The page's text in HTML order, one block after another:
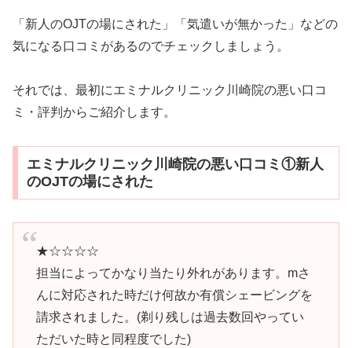
「新人のOJTの場にされた」「気遣いが無かった」などの
気になる口コミがあるのでチェックしましょう。
それでは、最初にエミナルクリニック川崎院の悪い口コ
ミ・評判からご紹介します。
エミナルクリニック川崎院の悪い口コミ①新人
のOJTの場にされた
★☆☆☆☆
担当によってかなり当たり外れがあります。mさ
んに対応された時だけ何故か有償シェービングを
請求されました。(剃り残しは過去数回やってい
ただいた時と同程度でした)